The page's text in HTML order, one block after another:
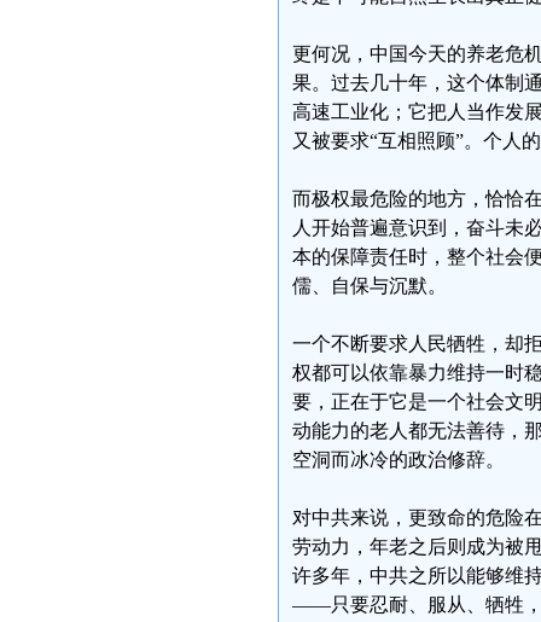
更何况，中国今天的养老危
果。过去几十年，这个体制
高速工业化；它把人当作发
又被要求“互相照顾”。个人
而极权最危险的地方，恰恰
人开始普遍意识到，奋斗未
本的保障责任时，整个社会
儒、自保与沉默。
一个不断要求人民牺牲，却
权都可以依靠暴力维持一时
要，正在于它是一个社会文
动能力的老人都无法善待，
空洞而冰冷的政治修辞。
对中共来说，更致命的危险
劳动力，年老之后则成为被
许多年，中共之所以能够维
——只要忍耐、服从、牺牲，